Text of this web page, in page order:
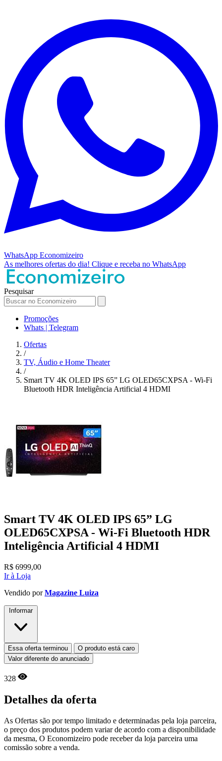
WhatsApp Economizeiro
As melhores ofertas do dia! Clique e receba no WhatsApp
Pesquisar
Promoções
Whats | Telegram
Ofertas
/
TV, Áudio e Home Theater
/
Smart TV 4K OLED IPS 65” LG OLED65CXPSA - Wi-Fi
Bluetooth HDR Inteligência Artificial 4 HDMI
Smart TV 4K OLED IPS 65” LG
OLED65CXPSA - Wi-Fi Bluetooth HDR
Inteligência Artificial 4 HDMI
R$ 6999,00
Ir à Loja
Vendido porMagazine Luiza
Informar
Essa oferta terminou
O produto está caro
Valor diferente do anunciado
328
Detalhes da oferta
As Ofertas são por tempo limitado e determinadas pela loja parceira,
o preço dos produtos podem variar de acordo com a disponibilidade
da mesma, O Economizeiro pode receber da loja parceira uma
comissão sobre a venda.